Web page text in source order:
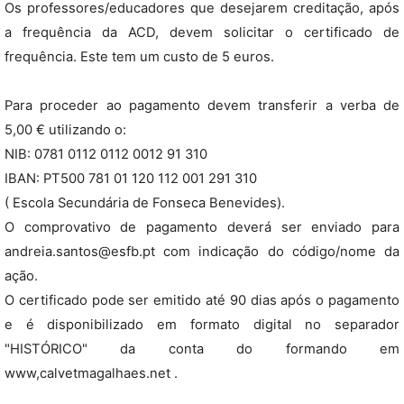
Os professores/educadores que desejarem creditação, após
a frequência da ACD, devem solicitar o certificado de
frequência. Este tem um custo de 5 euros.
Para proceder ao pagamento devem transferir a verba de
5,00 € utilizando o:
NIB: 0781 0112 0112 0012 91 310
IBAN: PT500 781 01 120 112 001 291 310
( Escola Secundária de Fonseca Benevides).
O comprovativo de pagamento deverá ser enviado para
andreia.santos@esfb.pt com indicação do código/nome da
ação.
O certificado pode ser emitido até 90 dias após o pagamento
e é disponibilizado em formato digital no separador
"HISTÓRICO" da conta do formando em
www,calvetmagalhaes.net .